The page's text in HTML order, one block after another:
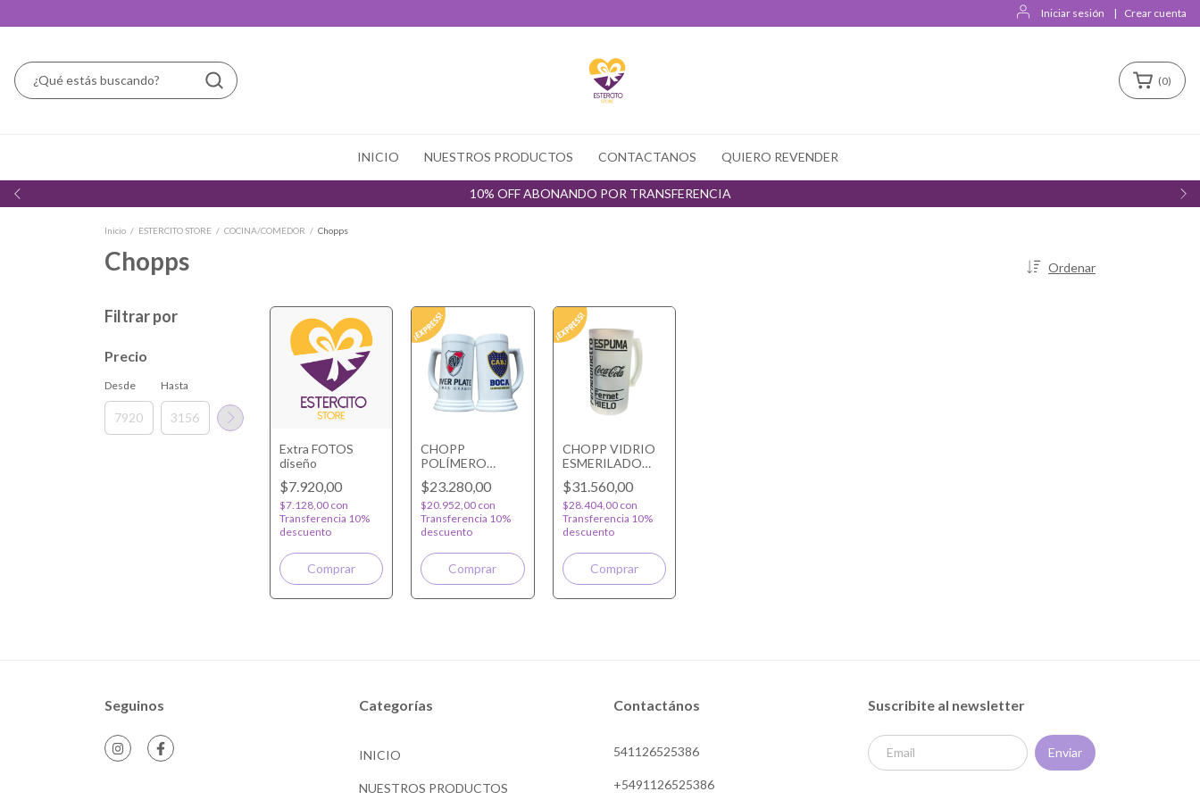
Iniciar sesión | Crear cuenta
10% OFF ABONANDO POR TRANSFERENCIA
(0)
INICIO NUESTROS PRODUCTOS CONTACTANOS QUIERO REVENDER
Inicio / ESTERCITO STORE / COCINA/COMEDOR / Chopps
Chopps Ordenar
Filtrar por
Precio
Desde Hasta
Extra FOTOS
diseño
$7.920,00
$7.128,00 con
Transferencia 10%
descuento
CHOPP
POLÍMERO
PERSONALIZADO
$23.280,00
$20.952,00 con
Transferencia 10%
descuento
CHOPP VIDRIO
ESMERILADO
PERSONALIZADO
$31.560,00
$28.404,00 con
Transferencia 10%
descuento
Seguinos Categorías
INICIO
NUESTROS PRODUCTOS
Contactános
541126525386
+5491126525386
Suscribite al newsletter